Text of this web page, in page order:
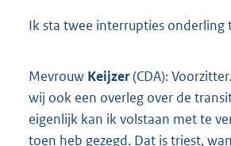
Ik sta twee interrupties onderling
Mevrouw Keijzer(CDA):
wij ook een overleg over de
eigenlijk kan ik volstaan met te
toen heb gezegd. Dat is triest,